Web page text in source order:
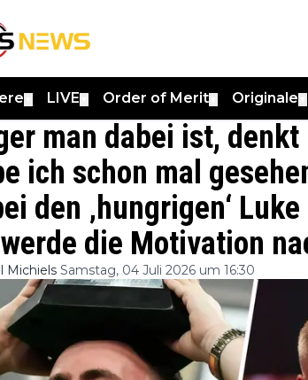
LIVE Order of Merit Originale
man dabei ist,
ich schon mal
den ‚hungrigen‘
die Motivation
Michiels Samstag, 04 Juli 2026 um 16:30